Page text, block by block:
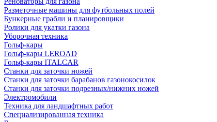
Разметочные машины для футбольных полей
Бункерные грабли и планировщики
Ролики для укатки газона
Уборочная техника
Гольф-кары
Гольф-кары LEROAD
Гольф-кары ITALCAR
Станки для заточки ножей
Станки для заточки барабанов газонокосилок
Станки для заточки подрезных/нижних ножей
Электромобили
Техника для ландшафтных работ
Специализированная техника